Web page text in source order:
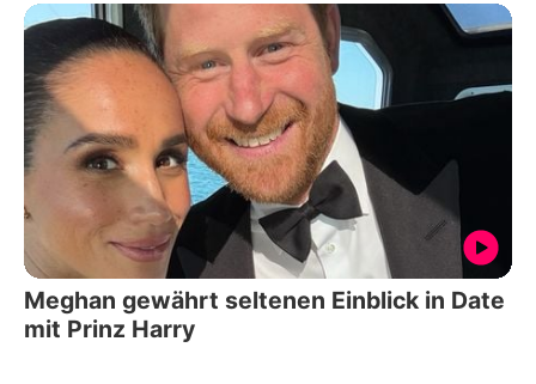
Meghan gewährt seltenen Einblick in Date
mit Prinz Harry